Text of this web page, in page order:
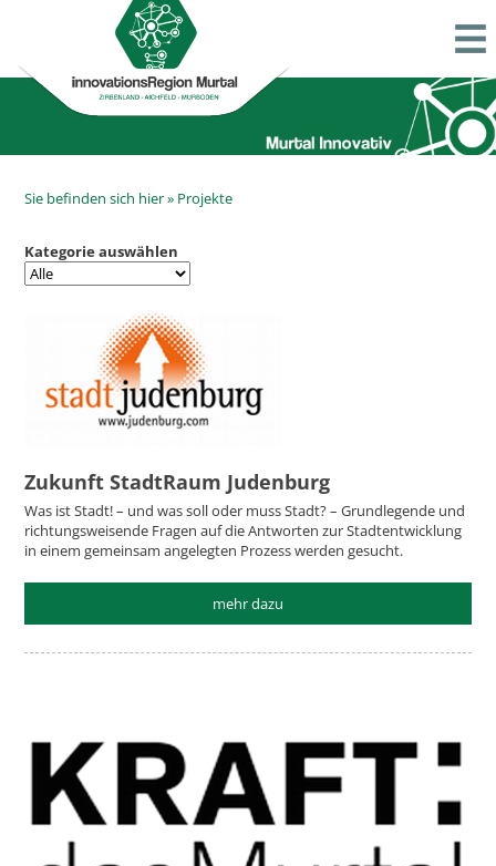
Sie befinden sich hier » Projekte
Kategorie auswählen
Zukunft StadtRaum Judenburg
Was ist Stadt! – und was soll oder muss Stadt? – Grundlegende und
richtungsweisende Fragen auf die Antworten zur Stadtentwicklung
in einem gemeinsam angelegten Prozess werden gesucht.
mehr dazu